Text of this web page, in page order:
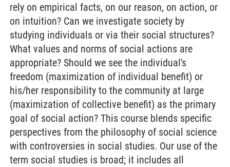
rely on empirical facts, on our reason, on action, or
on intuition? Can we investigate society by
studying individuals or via their social structures?
What values and norms of social actions are
appropriate? Should we see the individual's
freedom (maximization of individual benefit) or
his/her responsibility to the community at large
(maximization of collective benefit) as the primary
goal of social action? This course blends specific
perspectives from the philosophy of social science
with controversies in social studies. Our use of the
term social studies is broad; it includes all